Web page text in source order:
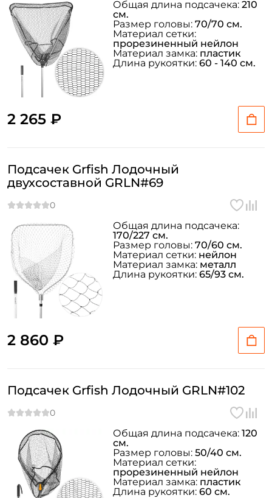
2 265 ₽
Общая длина подсачека: 210
см.
Размер головы: 70/70 см.
Материал сетки:
прорезиненный нейлон
Материал замка: пластик
Длина рукоятки: 60 - 140 см.
Подсачек Grfish Лодочный
двухсоставной GRLN#69
2 860 ₽
Общая длина подсачека:
170/227 см.
Размер головы: 70/60 см.
Материал сетки: нейлон
Материал замка: металл
Длина рукоятки: 65/93 см.
Подсачек Grfish Лодочный GRLN#102
Общая длина подсачека: 120
см.
Размер головы: 50/40 см.
Материал сетки:
прорезиненный нейлон
Материал замка: пластик
Длина рукоятки: 60 см.